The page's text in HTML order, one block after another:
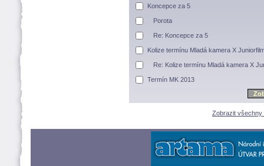
Koncepce za 5
Porota
Re: Koncepce za 5
Kolize termínu Mladá kamera X
Re: Kolize termínu Mladá kamera X
Termín MK 2013
Zobrazit všechny